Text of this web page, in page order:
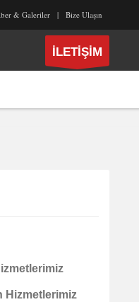
& Galeriler Bize Ulaşın
İLETİŞİM
Hizmetlerimiz